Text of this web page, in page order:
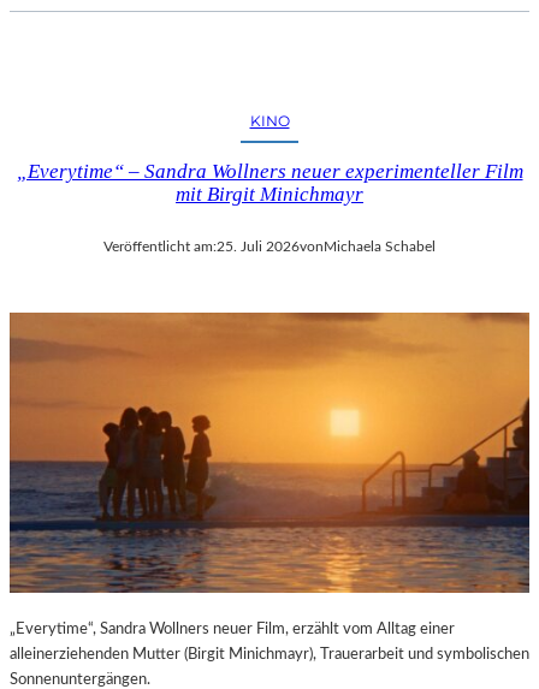
KINO
„Everytime“ – Sandra Wollners neuer experimenteller Film
mit Birgit Minichmayr
Veröffentlicht am:25. Juli 2026von Michaela Schabel
„Everytime“, Sandra Wollners neuer Film, erzählt vom Alltag einer
alleinerziehenden Mutter (Birgit Minichmayr), Trauerarbeit und symbolischen
Sonnenuntergängen.